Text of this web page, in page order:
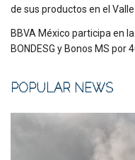
de sus productos en el
BBVA México participa en
BONDESG y Bonos MS por
POPULAR NEWS